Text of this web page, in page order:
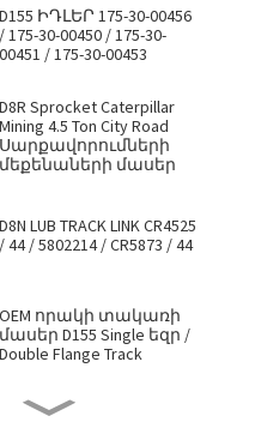
գլան
CR2650/CR2650A/3T3206
D155 ԻԴԼԵՐ 175-30-00456
/ 175-30-00450 / 175-30-
00451 / 175-30-00453
D8R Sprocket Caterpillar
Mining 4.5 Ton City Road
Սարքավորումների
մեքենաների մասեր
D8N LUB TRACK LINK CR4525
/ 44 / 5802214 / CR5873 / 44
OEM որակի տակառի
մասեր D155 Single եզր /
Double Flange Track